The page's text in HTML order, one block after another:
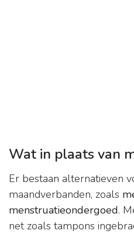
Wat in plaats van
Er bestaan alternatieven
maandverbanden, zoals
menstruatieondergoed.
net zoals tampons